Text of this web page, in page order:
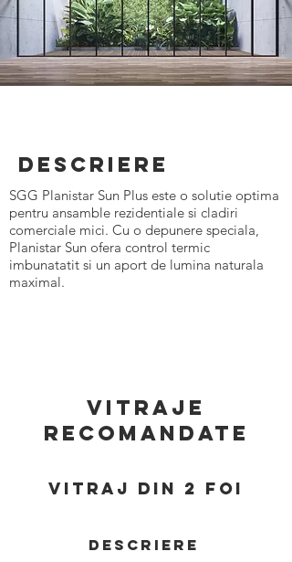
Descriere
SGG Planistar Sun Plus este o solutie optima
pentru ansamble rezidentiale si cladiri
comerciale mici. Cu o depunere speciala,
Planistar Sun ofera control termic
imbunatatit si un aport de lumina naturala
maximal.
VitrAJE
Recomandate
vitraj din 2 foi
Descriere